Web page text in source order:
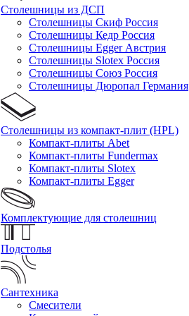
Столешницы из ДСП
Столешницы Скиф Россия
Столешницы Кедр Россия
Столешницы Egger Австрия
Столешницы Slotex Россия
Столешницы Союз Россия
Столешницы Дюропал Германия
Столешницы из компакт-плит (HPL)
Компакт-плиты Abet
Компакт-плиты Fundermax
Компакт-плиты Slotex
Компакт-плиты Egger
Комплектующие для столешниц
Подстолья
Сантехника
Смесители